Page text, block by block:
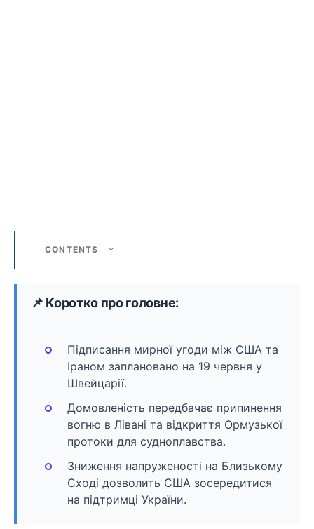
CONTENTS
📌 Коротко про головне:
Підписання мирної угоди між США та
Іраном заплановано на 19 червня у
Швейцарії.
Домовленість передбачає припинення
вогню в Лівані та відкриття Ормузької
протоки для судноплавства.
Зниження напруженості на Близькому
Сході дозволить США зосередитися
на підтримці України.